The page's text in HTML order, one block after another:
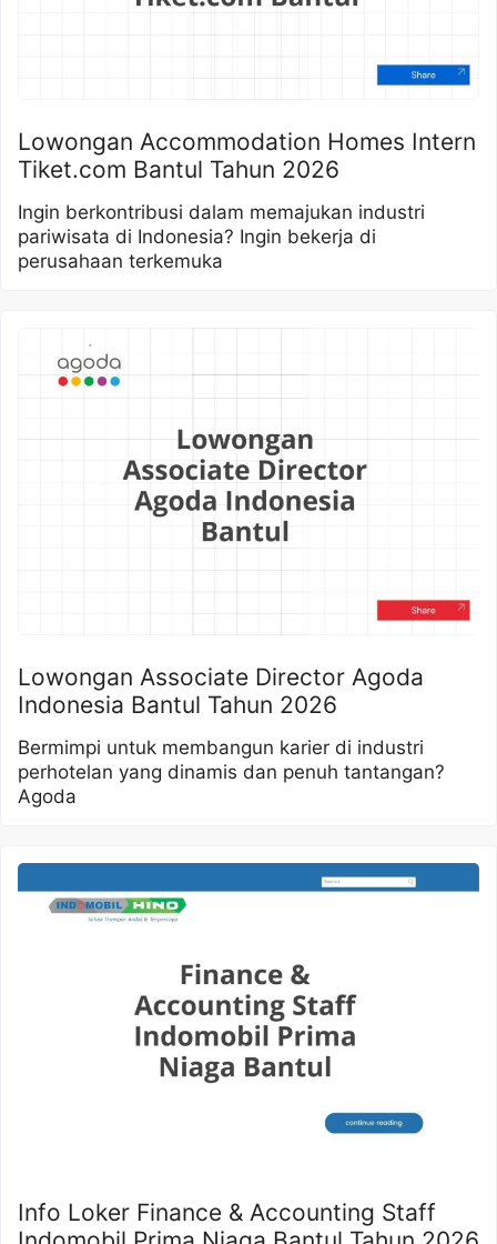
Lowongan Accommodation Homes Intern
Tiket.com Bantul Tahun 2026
Ingin berkontribusi dalam memajukan industri
pariwisata di Indonesia? Ingin bekerja di
perusahaan terkemuka
Lowongan Associate Director Agoda
Indonesia Bantul Tahun 2026
Bermimpi untuk membangun karier di industri
perhotelan yang dinamis dan penuh tantangan?
Agoda
Info Loker Finance & Accounting Staff